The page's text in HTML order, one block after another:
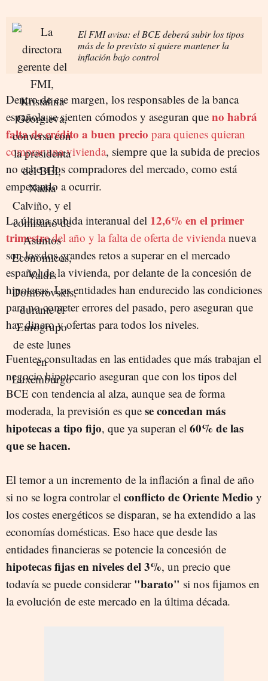
El FMI avisa: el BCE deberá subir los tipos
más de lo previsto si quiere mantener la
inflación bajo control
Dentro de ese margen, los responsables de la banca
española se sienten cómodos y aseguran que no habrá
falta de crédito a buen precio para quienes quieran
comprar una vivienda, siempre que la subida de precios
no eche a los compradores del mercado, como está
empezando a ocurrir.
La última subida interanual del 12,6% en el primer
trimestredel año y la falta de oferta de viviendanueva
son los dos grandes retos a superar en el mercado
español de la vivienda, por delante de la concesión de
hipotecas. Las entidades han endurecido las condiciones
para no cometer errores del pasado, pero aseguran que
hay dinero y ofertas para todos los niveles.
Fuentes consultadas en las entidades que más trabajan el
negocio hipotecario aseguran que con los tipos del
BCE con tendencia al alza, aunque sea de forma
moderada, la previsión es que se concedan más
hipotecas a tipo fijo, que ya superan el 60% de las
que se hacen.
El temor a un incremento de la inflación a final de año
si no se logra controlar el conflicto de Oriente Medio y
los costes energéticos se disparan, se ha extendido a las
economías domésticas. Eso hace que desde las
entidades financieras se potencie la concesión de
hipotecas fijas en niveles del 3%, un precio que
todavía se puede considerar"barato" si nos fijamos en
la evolución de este mercado en la última década.